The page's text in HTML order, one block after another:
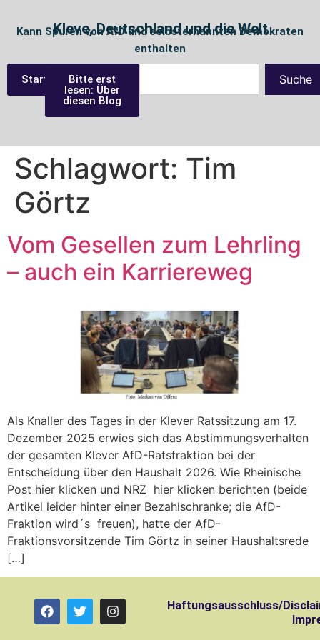
Kleve, Deutschland und die Welt
Kann Spuren von AfD und selbsternannten Demokraten
enthalten
StartseiteBitte erst
lesen: Über
diesen Blog
Suche
Schlagwort: Tim
Görtz
Vom Gesellen zum Lehrling
– auch ein Karriereweg
Als Knaller des Tages in der Klever Ratssitzung am 17.
Dezember 2025 erwies sich das Abstimmungsverhalten
der gesamten Klever AfD-Ratsfraktion bei der
Entscheidung über den Haushalt 2026. Wie Rheinische
Post hier klicken und NRZ hier klicken berichten (beide
Artikel leider hinter einer Bezahlschranke; die AfD-
Fraktion wird´s freuen), hatte der AfD-
Fraktionsvorsitzende Tim Görtz in seiner Haushaltsrede
[…]
Haftungsausschluss/